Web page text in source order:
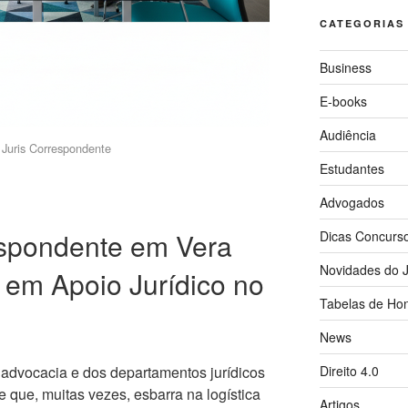
Correspondente
em Vera
Apoio Jurídico no
e dos departamentos jurídicos
que, muitas vezes, esbarra na logística
CATEGORIAS
Business
E-books
Audiência
Estudantes
Advogados
Dicas
Novidades do
Tabelas de
News
Direito 4.0
Artigos